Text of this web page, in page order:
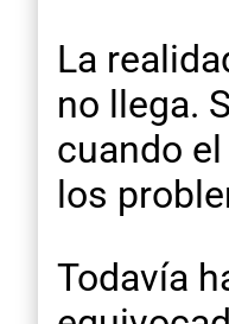
La
no llega.
cuando
los
Todavía